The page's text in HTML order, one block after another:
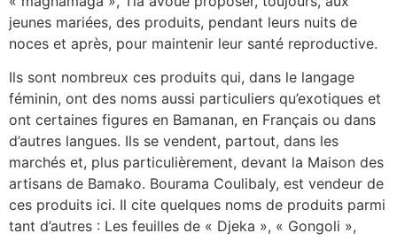
jeunes mariées, des produits, pendant leurs nuits de
noces et après, pour maintenir leur santé reproductive.
Ils sont nombreux ces produits qui, dans le langage
féminin, ont des noms aussi particuliers qu’exotiques et
ont certaines figures en Bamanan, en Français ou dans
d’autres langues. Ils se vendent, partout, dans les
marchés et, plus particulièrement, devant la Maison des
artisans de Bamako. Bourama Coulibaly, est vendeur de
ces produits ici. Il cite quelques noms de produits parmi
tant d’autres : Les feuilles de « Djeka », « Gongoli »,